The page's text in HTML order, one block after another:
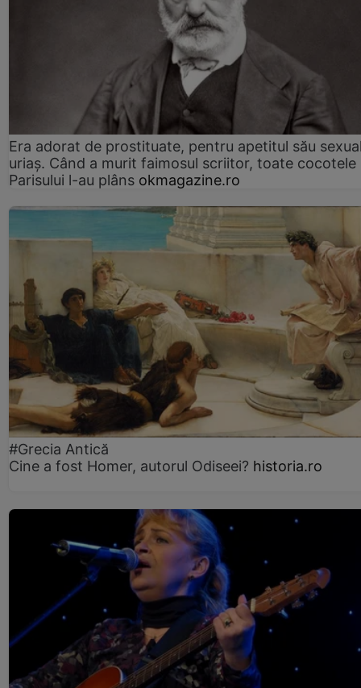
Era adorat de prostituate, pentru apetitul său
uriaș. Când a murit faimosul scriitor, toate cocotele
Parisului l-au plâns okmagazine.ro
#Grecia Antică
Cine a fost Homer, autorul Odiseei? historia.ro